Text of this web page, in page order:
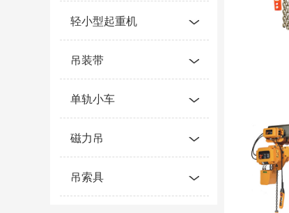
轻小型起重机
吊装带
单轨小车
磁力吊
吊索具